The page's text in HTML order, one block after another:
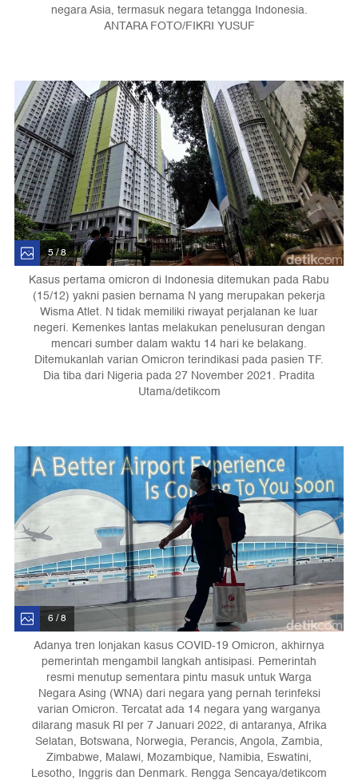
negara Asia, termasuk negara tetangga Indonesia.
ANTARA FOTO/FIKRI YUSUF
5 / 8
Kasus pertama omicron di Indonesia ditemukan pada Rabu
(15/12) yakni pasien bernama N yang merupakan pekerja
Wisma Atlet. N tidak memiliki riwayat perjalanan ke luar
negeri. Kemenkes lantas melakukan penelusuran dengan
mencari sumber dalam waktu 14 hari ke belakang.
Ditemukanlah varian Omicron terindikasi pada pasien TF.
Dia tiba dari Nigeria pada 27 November 2021. Pradita
Utama/detikcom
6 / 8
Adanya tren lonjakan kasus COVID-19 Omicron, akhirnya
pemerintah mengambil langkah antisipasi. Pemerintah
resmi menutup sementara pintu masuk untuk Warga
Negara Asing (WNA) dari negara yang pernah terinfeksi
varian Omicron. Tercatat ada 14 negara yang warganya
dilarang masuk RI per 7 Januari 2022, di antaranya, Afrika
Selatan, Botswana, Norwegia, Perancis, Angola, Zambia,
Zimbabwe, Malawi, Mozambique, Namibia, Eswatini,
Lesotho, Inggris dan Denmark. Rengga Sencaya/detikcom